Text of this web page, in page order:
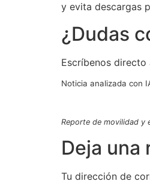
y evita descargas
¿Dudas
Escríbenos
Noticia analizada con
Reporte de movilidad y
Deja una
Tu dirección de